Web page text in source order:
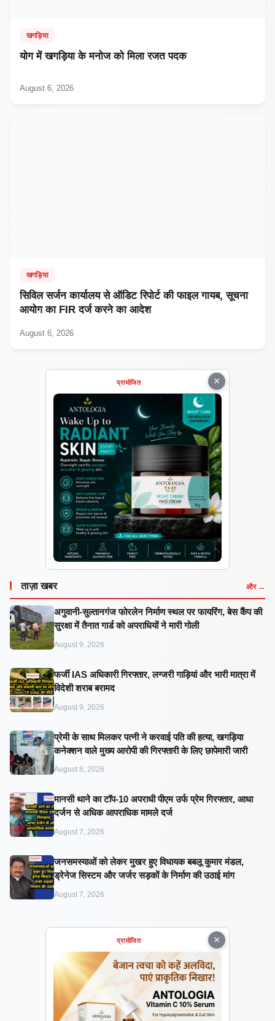
खगड़िया
​योग में खगड़िया के मनोज को मिला रजत पदक
August 6, 2026
खगड़िया
सिविल सर्जन कार्यालय से ऑडिट रिपोर्ट की फाइल गायब, सूचना
आयोग का FIR दर्ज करने का आदेश
August 6, 2026
×
प्रायोजित
ताज़ा खबर और →
अगुवानी-सुल्तानगंज फोरलेन निर्माण स्थल पर फायरिंग, बेस कैंप की
सुरक्षा में तैनात गार्ड को अपराधियों ने मारी गोली
August 9, 2026
फर्जी IAS अधिकारी गिरफ्तार, लग्जरी गाड़ियां और भारी मात्रा में
विदेशी शराब बरामद
August 9, 2026
प्रेमी के साथ मिलकर पत्नी ने करवाई पति की हत्या, खगड़िया
कनेक्शन वाले मुख्य आरोपी की गिरफ्तारी के लिए छापेमारी जारी
August 8, 2026
मानसी थाने का टॉप-10 अपराधी पीएम उर्फ प्रेम गिरफ्तार, आधा
दर्जन से अधिक आपराधिक मामले दर्ज
August 7, 2026
जनसमस्याओं को लेकर मुखर हुए विधायक बबलू कुमार मंडल,
ड्रेनेज सिस्टम और जर्जर सड़कों के निर्माण की उठाई मांग
August 7, 2026
×
प्रायोजित